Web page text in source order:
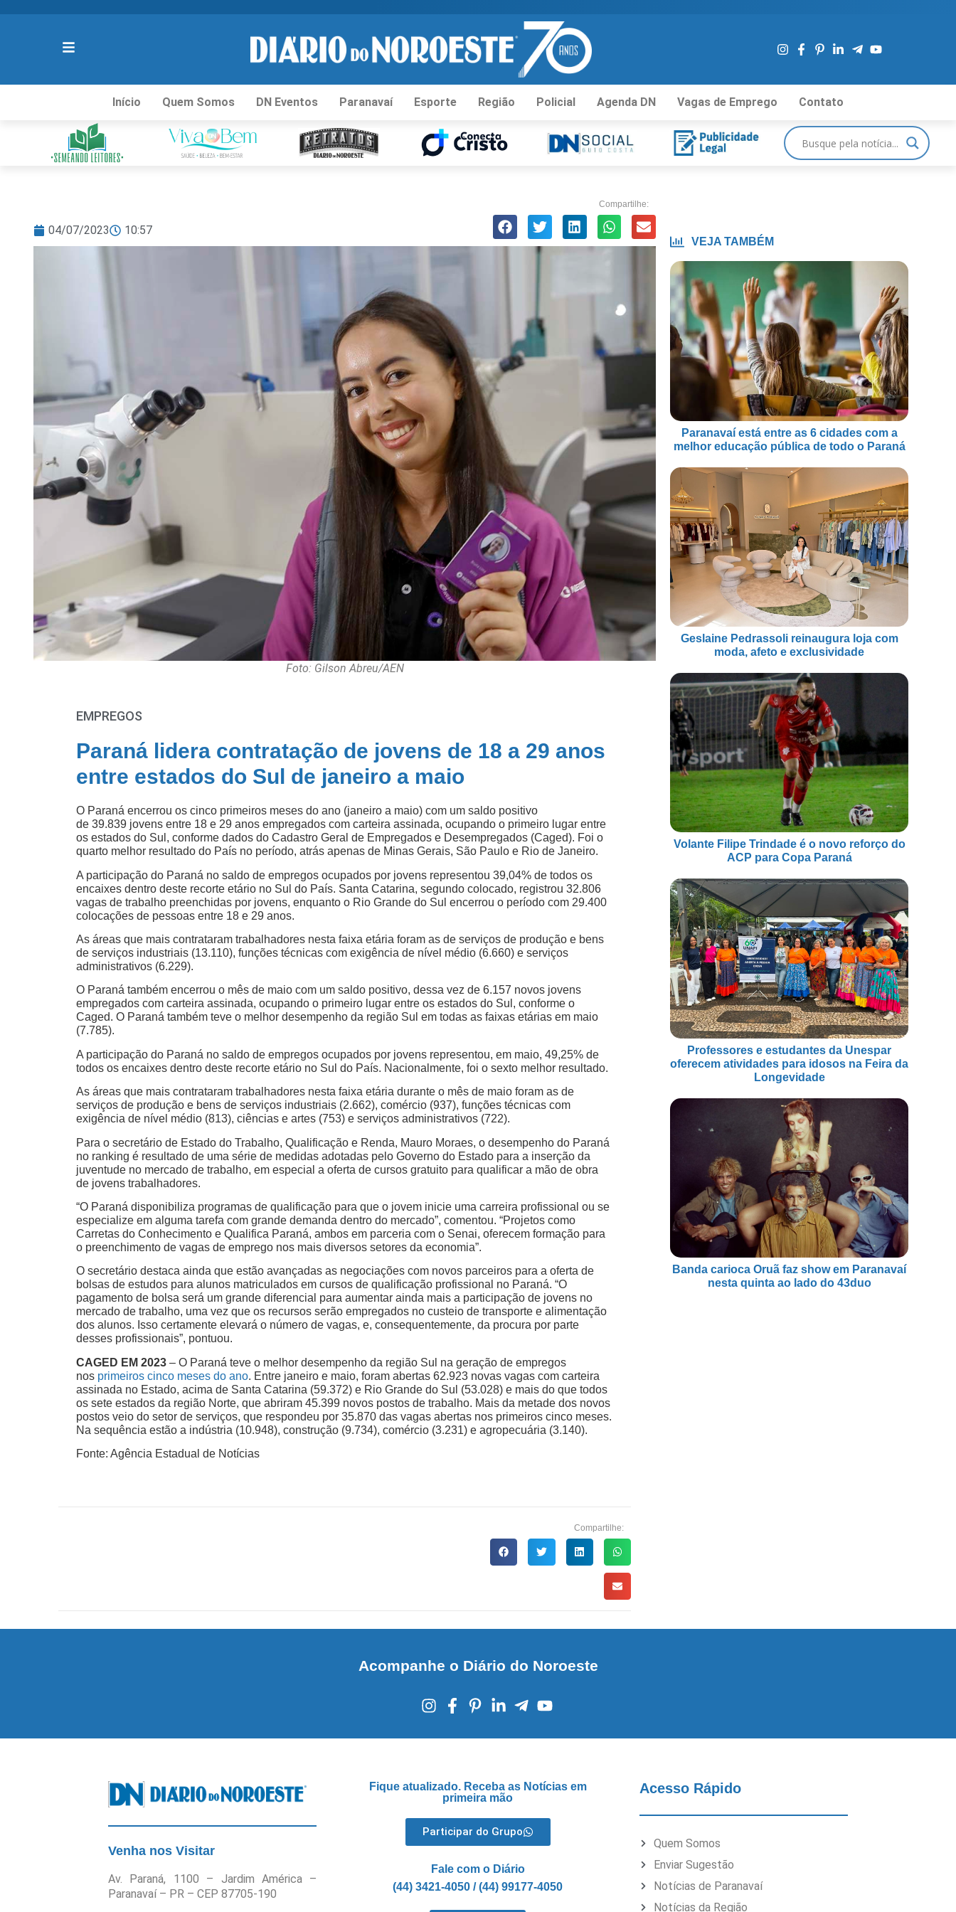
Início Quem Somos DN Eventos Paranavaí Esporte Região Policial Agenda DN Vagas de Emprego Contato
04/07/2023 10:57
Compartilhe:
Foto: Gilson Abreu/AEN
EMPREGOS
Paraná lidera contratação de jovens de 18 a 29 anos
entre estados do Sul de janeiro a maio
O Paraná encerrou os cinco primeiros meses do ano (janeiro a maio) com um saldo positivo
de 39.839 jovens entre 18 e 29 anos empregados com carteira assinada, ocupando o primeiro lugar entre
os estados do Sul, conforme dados do Cadastro Geral de Empregados e Desempregados (Caged). Foi o
quarto melhor resultado do País no período, atrás apenas de Minas Gerais, São Paulo e Rio de Janeiro.
A participação do Paraná no saldo de empregos ocupados por jovens representou 39,04% de todos os
encaixes dentro deste recorte etário no Sul do País. Santa Catarina, segundo colocado, registrou 32.806
vagas de trabalho preenchidas por jovens, enquanto o Rio Grande do Sul encerrou o período com 29.400
colocações de pessoas entre 18 e 29 anos.
As áreas que mais contrataram trabalhadores nesta faixa etária foram as de serviços de produção e bens
de serviços industriais (13.110), funções técnicas com exigência de nível médio (6.660) e serviços
administrativos (6.229).
O Paraná também encerrou o mês de maio com um saldo positivo, dessa vez de 6.157 novos jovens
empregados com carteira assinada, ocupando o primeiro lugar entre os estados do Sul, conforme o
Caged. O Paraná também teve o melhor desempenho da região Sul em todas as faixas etárias em maio
(7.785).
A participação do Paraná no saldo de empregos ocupados por jovens representou, em maio, 49,25% de
todos os encaixes dentro deste recorte etário no Sul do País. Nacionalmente, foi o sexto melhor resultado.
As áreas que mais contrataram trabalhadores nesta faixa etária durante o mês de maio foram as de
serviços de produção e bens de serviços industriais (2.662), comércio (937), funções técnicas com
exigência de nível médio (813), ciências e artes (753) e serviços administrativos (722).
Para o secretário de Estado do Trabalho, Qualificação e Renda, Mauro Moraes, o desempenho do Paraná
no ranking é resultado de uma série de medidas adotadas pelo Governo do Estado para a inserção da
juventude no mercado de trabalho, em especial a oferta de cursos gratuito para qualificar a mão de obra
de jovens trabalhadores.
“O Paraná disponibiliza programas de qualificação para que o jovem inicie uma carreira profissional ou se
especialize em alguma tarefa com grande demanda dentro do mercado”, comentou. “Projetos como
Carretas do Conhecimento e Qualifica Paraná, ambos em parceria com o Senai, oferecem formação para
o preenchimento de vagas de emprego nos mais diversos setores da economia”.
O secretário destaca ainda que estão avançadas as negociações com novos parceiros para a oferta de
bolsas de estudos para alunos matriculados em cursos de qualificação profissional no Paraná. “O
pagamento de bolsa será um grande diferencial para aumentar ainda mais a participação de jovens no
mercado de trabalho, uma vez que os recursos serão empregados no custeio de transporte e alimentação
dos alunos. Isso certamente elevará o número de vagas, e, consequentemente, da procura por parte
desses profissionais”, pontuou.
CAGED EM 2023 – O Paraná teve o melhor desempenho da região Sul na geração de empregos
nos primeiros cinco meses do ano. Entre janeiro e maio, foram abertas 62.923 novas vagas com carteira
assinada no Estado, acima de Santa Catarina (59.372) e Rio Grande do Sul (53.028) e mais do que todos
os sete estados da região Norte, que abriram 45.399 novos postos de trabalho. Mais da metade dos novos
postos veio do setor de serviços, que respondeu por 35.870 das vagas abertas nos primeiros cinco meses.
Na sequência estão a indústria (10.948), construção (9.734), comércio (3.231) e agropecuária (3.140).
Fonte: Agência Estadual de Notícias
Compartilhe:
VEJA TAMBÉM
Paranavaí está entre as 6 cidades com a
melhor educação pública de todo o Paraná
Geslaine Pedrassoli reinaugura loja com
moda, afeto e exclusividade
Volante Filipe Trindade é o novo reforço do
ACP para Copa Paraná
Professores e estudantes da Unespar
oferecem atividades para idosos na Feira da
Longevidade
Banda carioca Oruã faz show em Paranavaí
nesta quinta ao lado do 43duo
Acompanhe o Diário do Noroeste
Venha nos Visitar
Av. Paraná, 1100 – Jardim América –
Paranavaí – PR – CEP 87705-190
Fique atualizado. Receba as Notícias em
primeira mão
Participar do Grupo
Fale com o Diário
(44) 3421-4050 / (44) 99177-4050
Acesso Rápido
Quem Somos
Enviar Sugestão
Notícias de Paranavaí
Notícias da Região